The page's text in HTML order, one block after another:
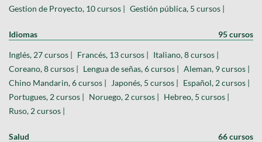
Gestion de Proyecto, 10 cursos | Gestión pública, 5 cursos |
Idiomas 95 cursos
Inglés, 27 cursos | Francés, 13 cursos | Italiano, 8 cursos |
Coreano, 8 cursos | Lengua de señas, 6 cursos | Aleman, 9 cursos |
Chino Mandarin, 6 cursos |
Japonés, 5 cursos | Español, 2 cursos |
Portugues, 2 cursos | Noruego, 2 cursos | Hebreo, 5 cursos |
Ruso, 2 cursos |
Salud 66 cursos